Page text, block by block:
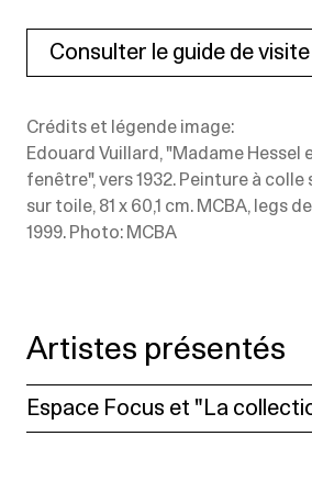
Consulter le guide de visite
Crédits et légende image:
Edouard Vuillard, "Madame Hessel
fenêtre", vers 1932. Peinture à
sur toile, 81 x 60,1 cm. MCBA, legs
1999. Photo: MCBA
Artistes présentés
Espace Focus et "La